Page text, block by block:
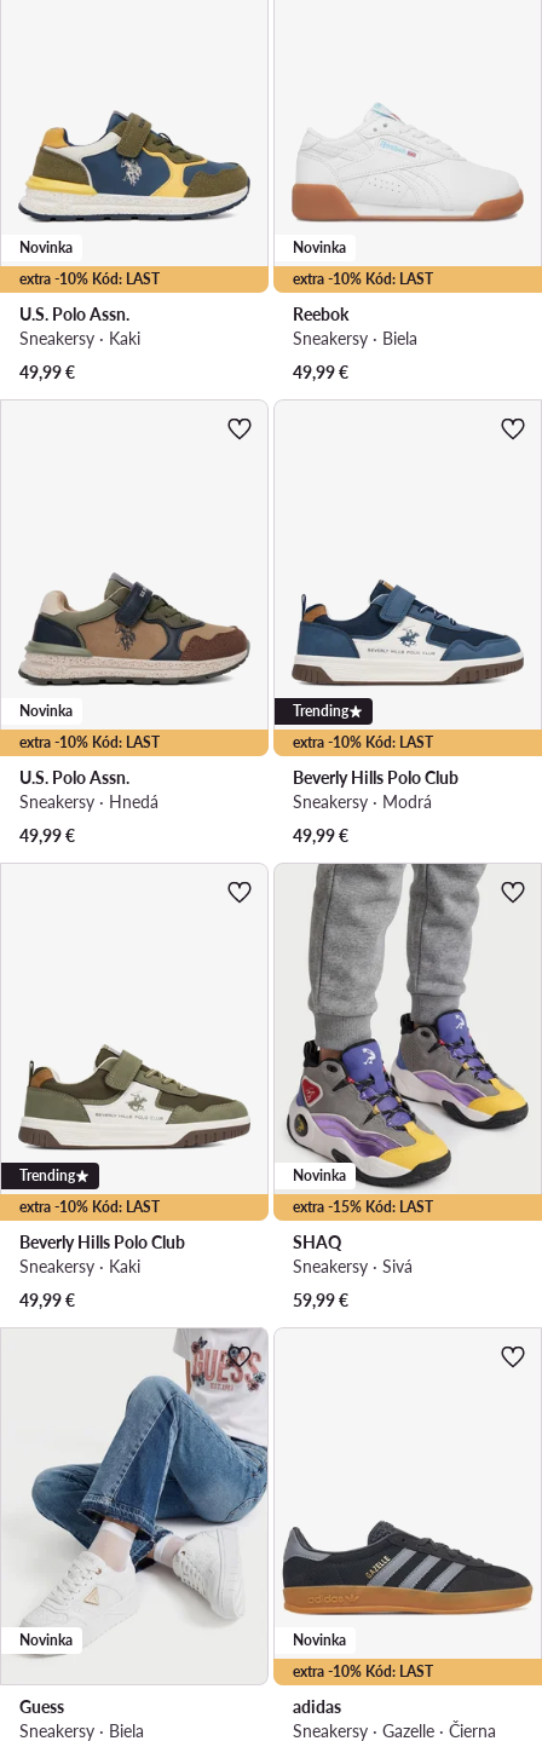
extra -10% Kód: LAST
Novinka
U.S. Polo Assn.
Sneakersy · Kaki
49,99€
extra -10% Kód: LAST
Novinka
Reebok
Sneakersy · Biela
49,99€
extra -10% Kód: LAST
Novinka
U.S. Polo Assn.
Sneakersy · Hnedá
49,99€
extra -10% Kód: LAST
Trending
Beverly Hills Polo Club
Sneakersy · Modrá
49,99€
extra -10% Kód: LAST
Trending
Beverly Hills Polo Club
Sneakersy · Kaki
49,99€
extra -15% Kód: LAST
Novinka
SHAQ
Sneakersy · Sivá
59,99€
Novinka
Guess
Sneakersy · Biela
extra -10% Kód: LAST
Novinka
adidas
Sneakersy · Gazelle · Čierna